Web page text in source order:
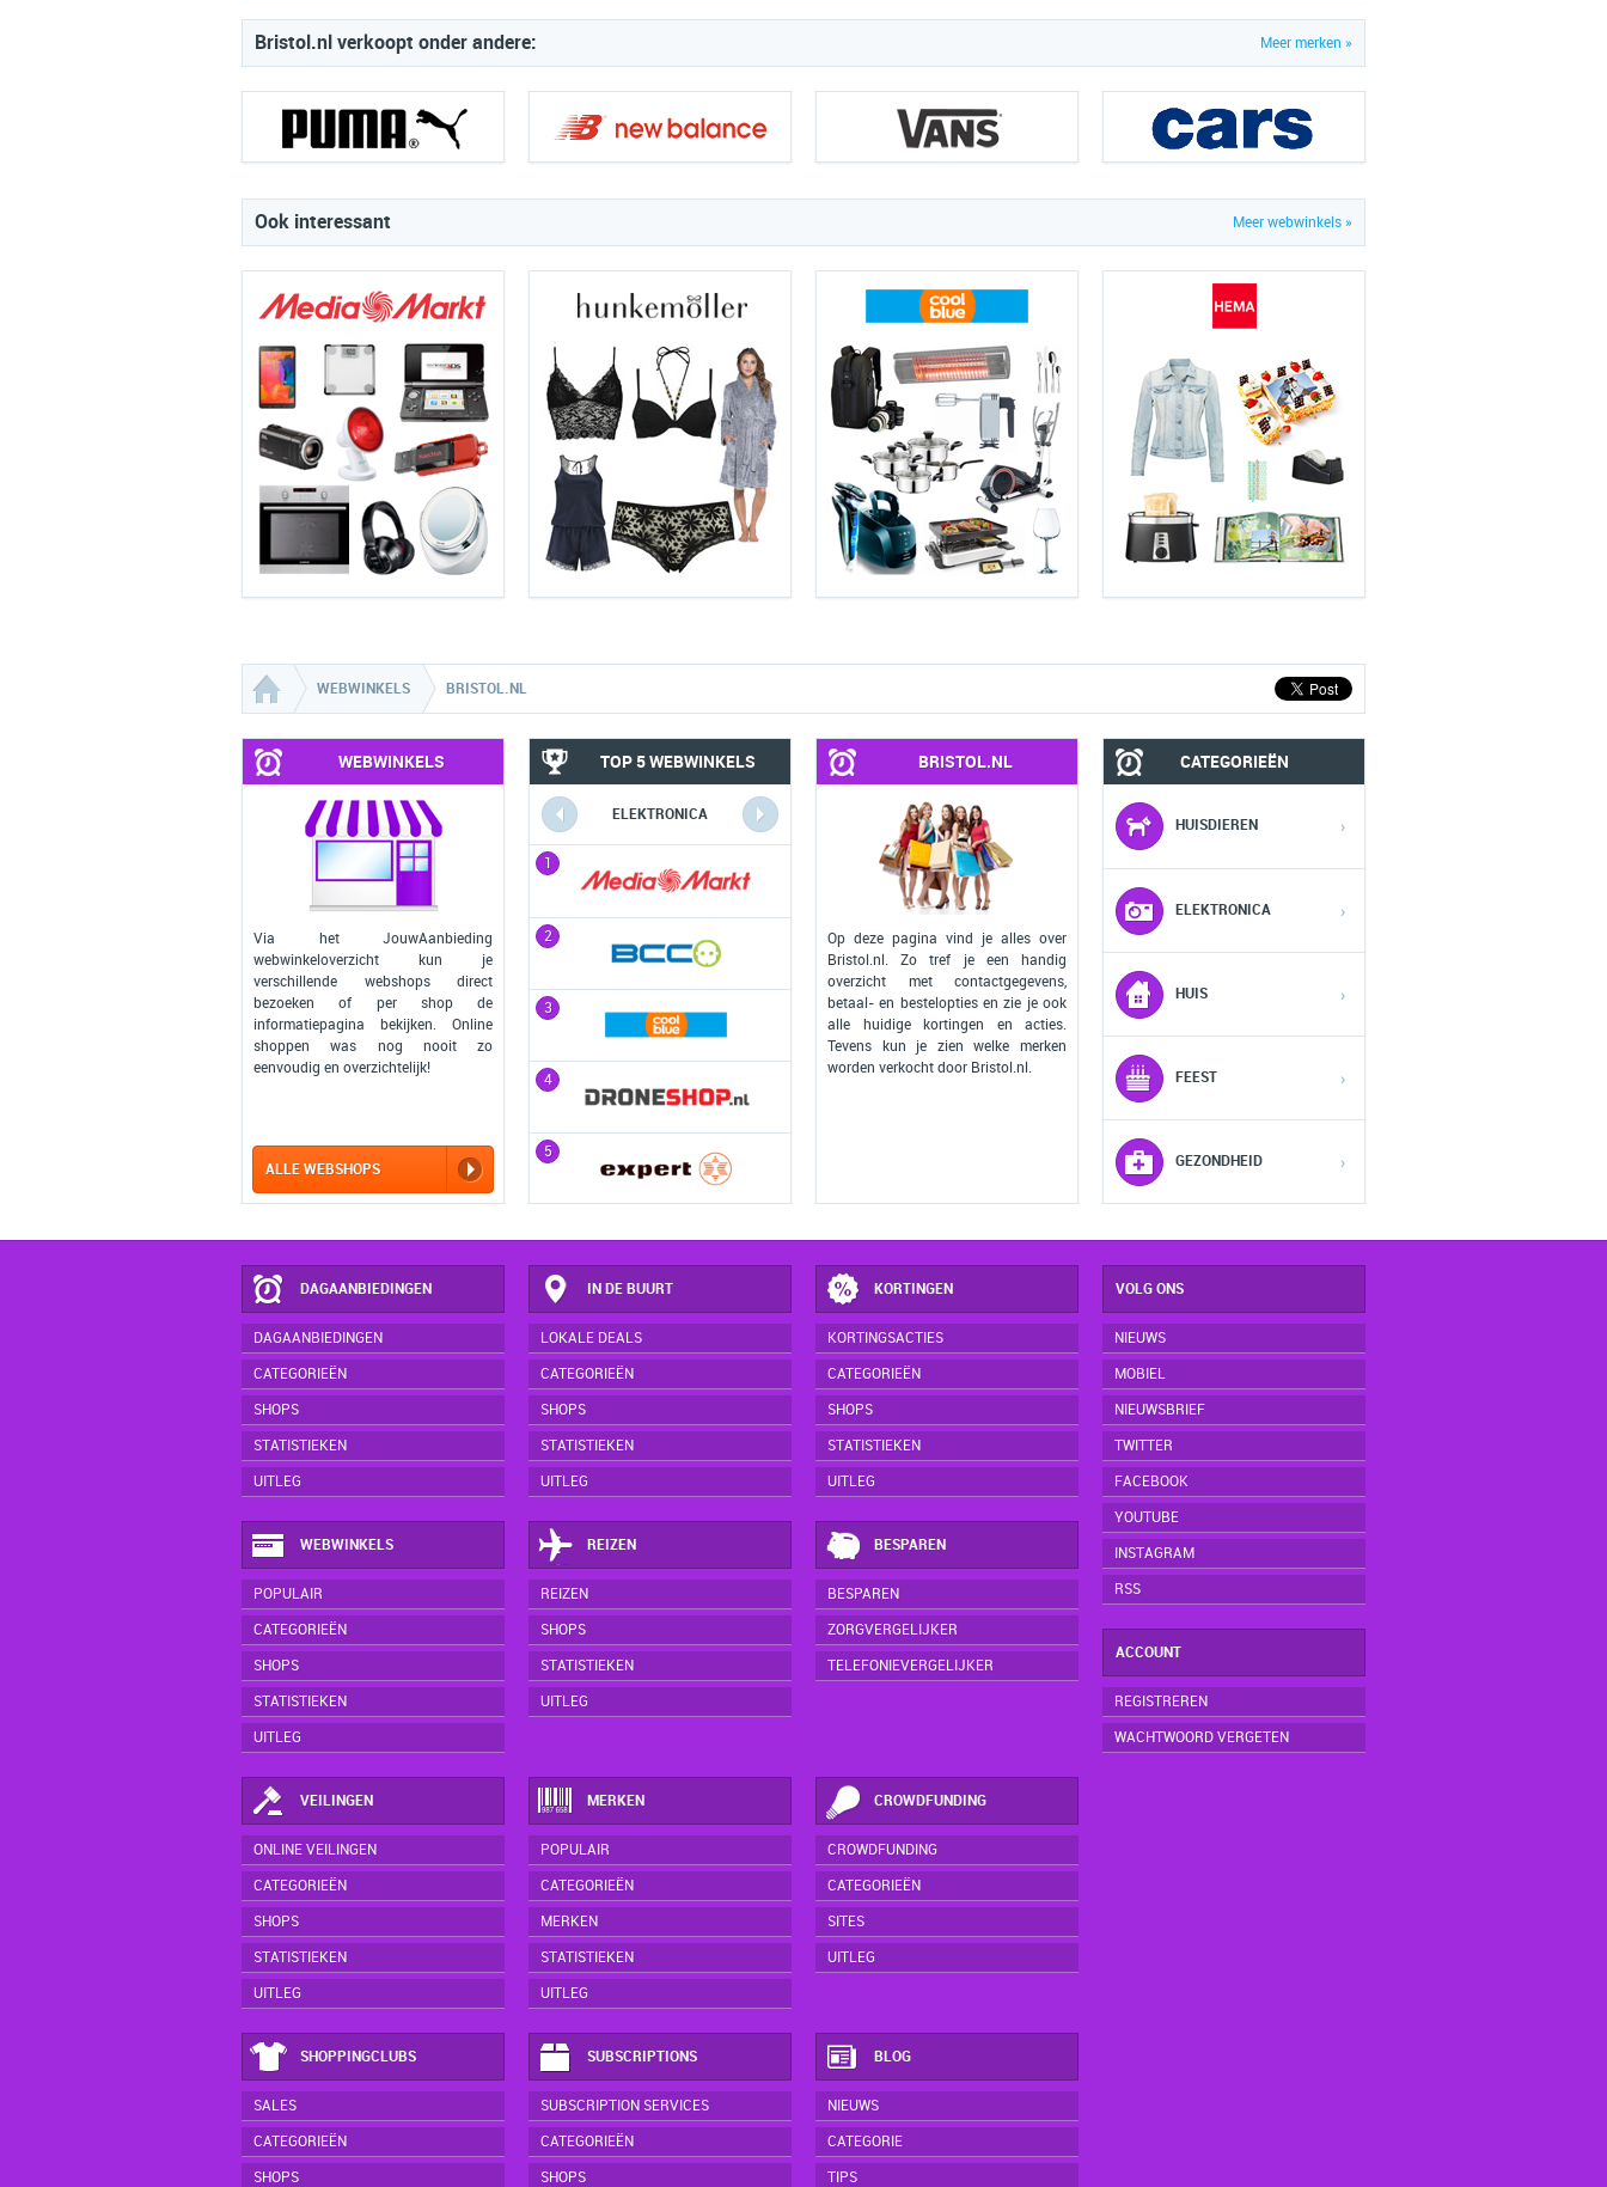
Meer merken »
Bristol.nl verkoopt onder andere:
Meer webwinkels »
Ook interessant
WEBWINKELS BRISTOL.NL
WEBWINKELS
Via het JouwAanbieding
webwinkeloverzicht kun je
verschillende webshops direct
bezoeken of per shop de
informatiepagina bekijken. Online
shoppen was nog nooit zo
eenvoudig en overzichtelijk!
ALLE WEBSHOPS
TOP 5 WEBWINKELS
ELEKTRONICA
1
2
3
4
5
COMPUTERS MOBIEL
2
3
BRISTOL.NL
Op deze pagina vind je alles over
Bristol.nl. Zo tref je een handig
overzicht met contactgegevens,
betaal- en bestelopties en zie je ook
alle huidige kortingen en acties.
Tevens kun je zien welke merken
worden verkocht door Bristol.nl.
CATEGORIEËN
HUISDIEREN ›
ELEKTRONICA ›
HUIS ›
FEEST ›
GEZONDHEID ›
DAGAANBIEDINGEN
DAGAANBIEDINGEN
CATEGORIEËN
SHOPS
STATISTIEKEN
UITLEG
IN DE BUURT
LOKALE DEALS
CATEGORIEËN
SHOPS
STATISTIEKEN
UITLEG
KORTINGEN
KORTINGSACTIES
CATEGORIEËN
SHOPS
STATISTIEKEN
UITLEG
WEBWINKELS
POPULAIR
CATEGORIEËN
SHOPS
STATISTIEKEN
UITLEG
REIZEN
REIZEN
SHOPS
STATISTIEKEN
UITLEG
BESPAREN
BESPAREN
ZORGVERGELIJKER
TELEFONIEVERGELIJKER
VEILINGEN
ONLINE VEILINGEN
CATEGORIEËN
SHOPS
STATISTIEKEN
UITLEG
MERKEN
POPULAIR
CATEGORIEËN
MERKEN
STATISTIEKEN
UITLEG
CROWDFUNDING
CROWDFUNDING
CATEGORIEËN
SITES
UITLEG
SHOPPINGCLUBS
SALES
CATEGORIEËN
SHOPS
SUBSCRIPTIONS
SUBSCRIPTION SERVICES
CATEGORIEËN
SHOPS
BLOG
NIEUWS
CATEGORIE
TIPS
VOLG ONS
NIEUWS
MOBIEL
NIEUWSBRIEF
TWITTER
FACEBOOK
YOUTUBE
INSTAGRAM
RSS
ACCOUNT
REGISTREREN
WACHTWOORD VERGETEN